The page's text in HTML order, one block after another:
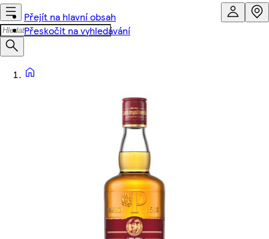
Přejít na hlavní obsah
Přeskočit na vyhledávání